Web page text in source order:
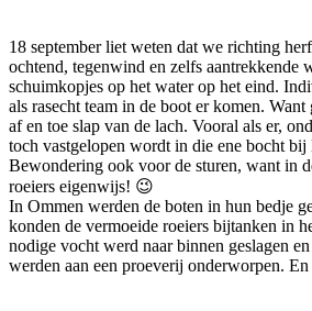
18 september liet weten dat we richting
ochtend, tegenwind en zelfs aantrekkende
schuimkopjes op het water op het eind.
als rasecht team in de boot er komen.
af en toe slap van de lach. Vooral als er,
toch vastgelopen wordt in die ene bocht bij
Bewondering ook voor de sturen, want in
roeiers eigenwijs! 😉
In Ommen werden de boten in hun bedje
konden de vermoeide roeiers bijtanken in
nodige vocht werd naar binnen geslagen
werden aan een proeverij onderworpen.